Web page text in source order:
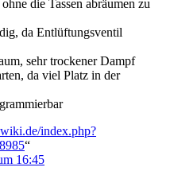
die Tassen abräumen zu
da Entlüftungsventil
sehr trockener Dampf
da viel Platz in der
index.php?
“
16:45